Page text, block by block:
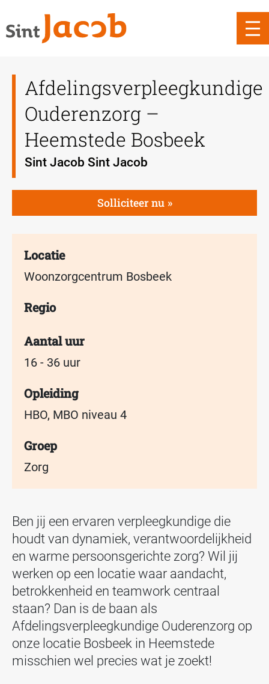
Afdelingsverpleegkundige
Ouderenzorg –
Heemstede Bosbeek
Sint Jacob Sint Jacob
Solliciteer nu
Locatie
Woonzorgcentrum Bosbeek
Regio
Aantal uur
16 - 36 uur
Opleiding
HBO, MBO niveau 4
Groep
Zorg
Ben jij een ervaren verpleegkundige die
houdt van dynamiek, verantwoordelijkheid
en warme persoonsgerichte zorg? Wil jij
werken op een locatie waar aandacht,
betrokkenheid en teamwork centraal
staan? Dan is de baan als
Afdelingsverpleegkundige Ouderenzorg op
onze locatie Bosbeek in Heemstede
misschien wel precies wat je zoekt!